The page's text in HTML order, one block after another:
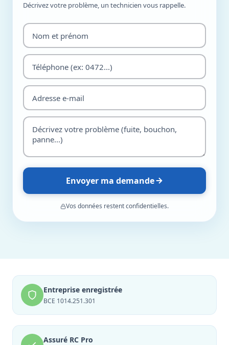
Décrivez votre problème, un technicien vous rappelle.
Envoyer ma demande
Vos données restent confidentielles.
Entreprise enregistrée
BCE 1014.251.301
Assuré RC Pro